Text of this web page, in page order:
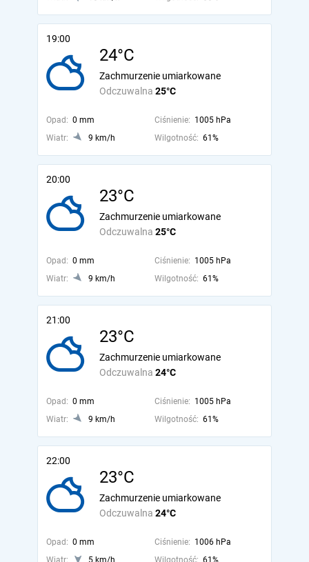
19:00
24°C
Odczuwalna 25°C
Zachmurzenie umiarkowane
Opad: 0 mm Ciśnienie: 1005 hPa
Wiatr:
9 km/h Wilgotność: 61%
20:00
23°C
Odczuwalna 25°C
Zachmurzenie umiarkowane
Opad: 0 mm Ciśnienie: 1005 hPa
Wiatr:
9 km/h Wilgotność: 61%
21:00
23°C
Odczuwalna 24°C
Zachmurzenie umiarkowane
Opad: 0 mm Ciśnienie: 1005 hPa
Wiatr:
9 km/h Wilgotność: 61%
22:00
23°C
Odczuwalna 24°C
Zachmurzenie umiarkowane
Opad: 0 mm Ciśnienie: 1006 hPa
Wiatr:
5 km/h Wilgotność: 61%